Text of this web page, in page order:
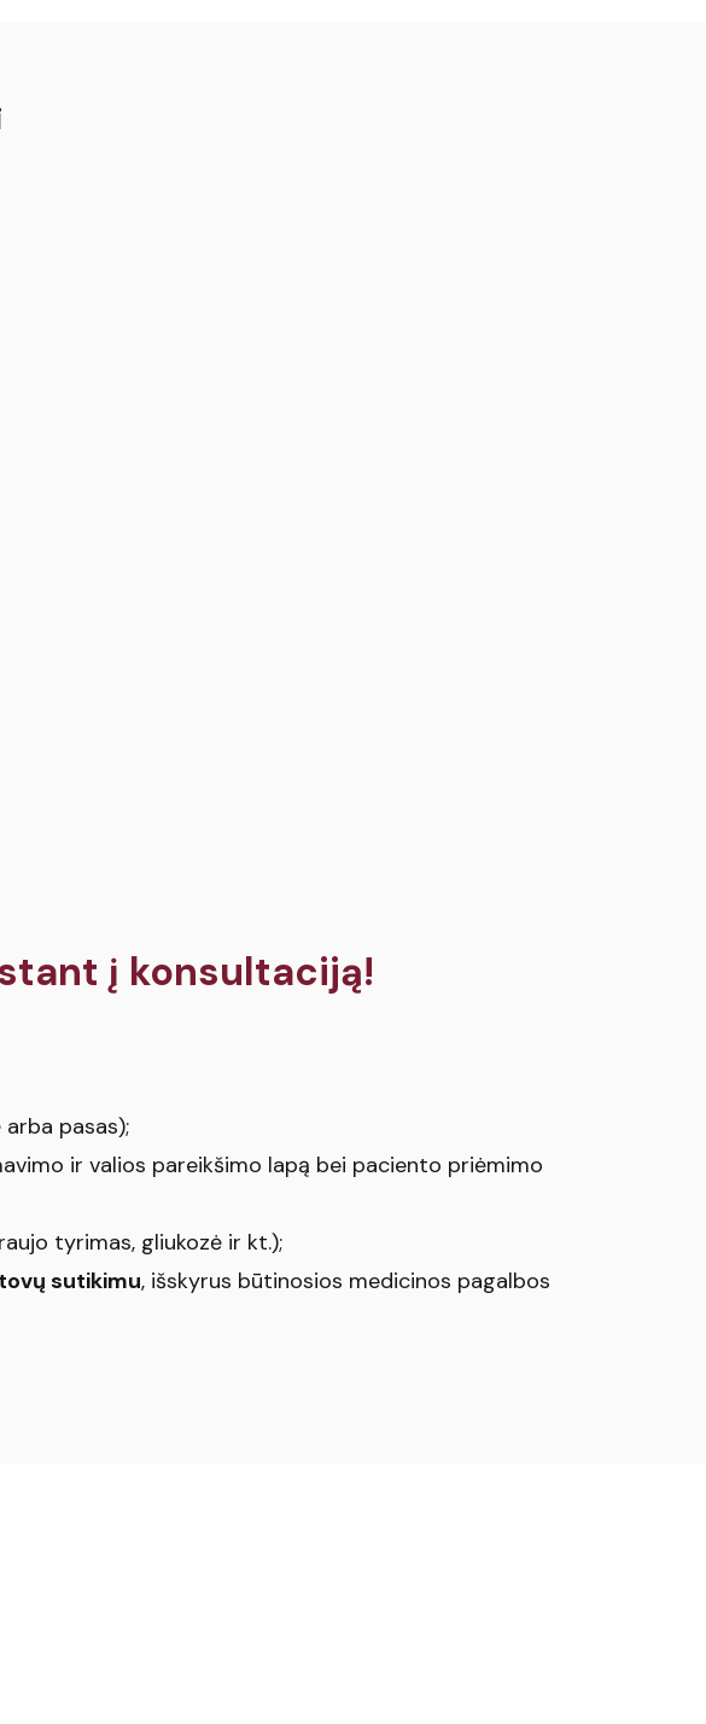
į konsultaciją!
pasas);
ir valios pareikšimo lapą bei paciento priėmimo
tyrimas, gliukozė ir kt.);
sutikimu, išskyrus būtinosios medicinos pagalbos